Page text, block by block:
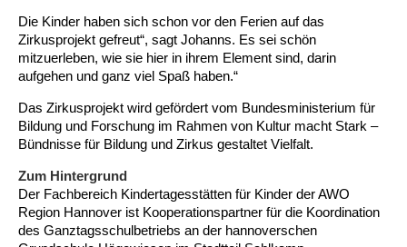
Kindertagesstätte Johannes-Lau-Hof
Kindertagesstätte Klaus-Müller-Kilian-Weg /
Kindertagesstätte König-Ludwig-Straße
Kindertagesstätte Langes Feld “Deisterspatzen”
Kindertagesstätte Moorlilienweg /
Familienzentrum
Kindertagesstätte Herbartstraße
Kindertagesstätte Hiltrud-Grote-Weg
Kindertagesstätte Ibykusweg / Familienzentrum
Kindertagesstätte Johannes-Lau-Hof
Kindertagesstätte Kapellenbrink /
Familienzentrum
Die Kinder haben sich schon vor den Ferien auf das
Zirkusprojekt gefreut“, sagt Johanns. Es sei schön
mitzuerleben, wie sie hier in ihrem Element sind, darin
aufgehen und ganz viel Spaß haben.“
Das Zirkusprojekt wird gefördert vom Bundesministerium für
Bildung und Forschung im Rahmen von Kultur macht Stark –
Bündnisse für Bildung und Zirkus gestaltet Vielfalt.
Zum Hintergrund
Der Fachbereich Kindertagesstätten für Kinder der AWO
Region Hannover ist Kooperationspartner für die Koordination
des Ganztagsschulbetriebs an der hannoverschen